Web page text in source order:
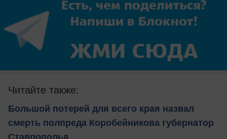
Читайте также:
Большой потерей для всего края назвал
смерть полпреда Коробейникова губернатор